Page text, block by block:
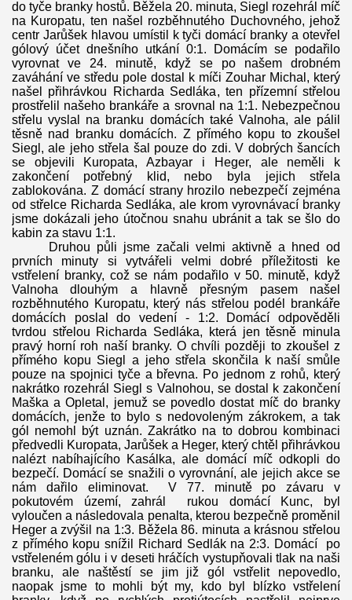
do tyče branky hostů. Běžela 20. minuta, Siegl rozehrál míč
na Kuropatu, ten našel rozběhnutého Duchovného, jehož
centr Jarůšek hlavou umístil k tyči domácí branky a otevřel
gólový účet dnešního utkání 0:1. Domácím se podařilo
vyrovnat ve 24. minutě, když se po našem drobném
zaváhání ve středu pole dostal k míči Zouhar Michal, který
našel přihrávkou Richarda Sedláka, ten přízemní střelou
prostřelil našeho brankáře a srovnal na 1:1. Nebezpečnou
střelu vyslal na branku domácích také Valnoha, ale pálil
těsně nad branku domácích. Z přímého kopu to zkoušel
Siegl, ale jeho střela šal pouze do zdi. V dobrých šancích
se objevili Kuropata, Azbayar i Heger, ale neměli k
zakončení potřebný klid, nebo byla jejich střela
zablokována. Z domácí strany hrozilo nebezpečí zejména
od střelce Richarda Sedláka, ale krom vyrovnávací branky
jsme dokázali jeho útočnou snahu ubránit a tak se šlo do
kabin za stavu 1:1.
Druhou půli jsme začali velmi aktivně a hned od
prvních minuty si vytvářeli velmi dobré příležitosti ke
vstřelení branky, což se nám podařilo v 50. minutě, když
Valnoha dlouhým a hlavně přesným pasem našel
rozběhnutého Kuropatu, který nás střelou podél brankáře
domácích poslal do vedení - 1:2. Domácí odpověděli
tvrdou střelou Richarda Sedláka, která jen těsně minula
pravý horní roh naší branky. O chvíli později to zkoušel z
přímého kopu Siegl a jeho střela skončila k naší smůle
pouze na spojnici tyče a břevna. Po jednom z rohů, který
nakrátko rozehrál Siegl s Valnohou, se dostal k zakončení
Maška a Opletal, jemuž se povedlo dostat míč do branky
domácích, jenže to bylo s nedovoleným zákrokem, a tak
gól nemohl být uznán. Zakrátko na to dobrou kombinaci
předvedli Kuropata, Jarůšek a Heger, který chtěl přihrávkou
nalézt nabíhajícího Kasálka, ale domácí míč odkopli do
bezpečí. Domácí se snažili o vyrovnání, ale jejich akce se
nám dařilo eliminovat. V 77. minutě po závaru v
pokutovém území, zahrál rukou domácí Kunc, byl
vyloučen a následovala penalta, kterou bezpečně proměnil
Heger a zvýšil na 1:3. Běžela 86. minuta a krásnou střelou
z přímého kopu snížil Richard Sedlák na 2:3. Domácí po
vstřeleném gólu i v deseti hráčích vystupňovali tlak na naši
branku, ale naštěstí se jim již gól vstřelit nepovedlo,
naopak jsme to mohli být my, kdo byl blízko vstřelení